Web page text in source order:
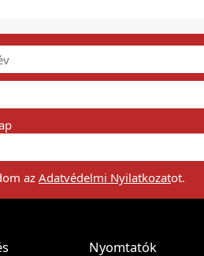
az Adatvédelmi Nyilatkozatot.
Nyomtatók